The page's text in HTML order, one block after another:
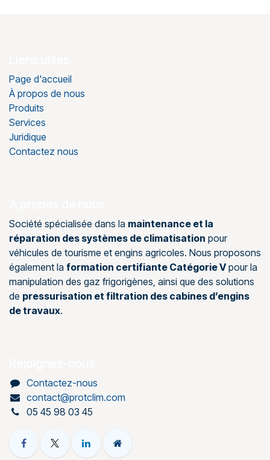
Page d'accueil
À propos de nous
Produits
Services
Juridique
Contactez nous
Société spécialisée dans la maintenance et la
réparation des systèmes de climatisation pour
véhicules de tourisme et engins agricoles. Nous proposons
également la formation certifiante Catégorie Vpour la
manipulation des gaz frigorigènes, ainsi que des solutions
de pressurisation et filtration des cabines d’engins
de travaux.
Contactez-nous
contact@protclim.com
05 45 98 03 45